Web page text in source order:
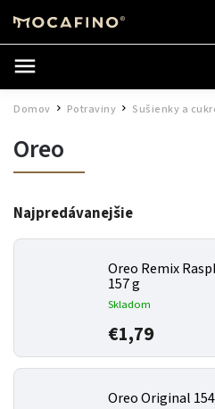
Domov Potraviny / Sušienky a
Oreo
Najpredávanejšie
Oreo Remix
157 g
Skladom
€1,79
Oreo Original